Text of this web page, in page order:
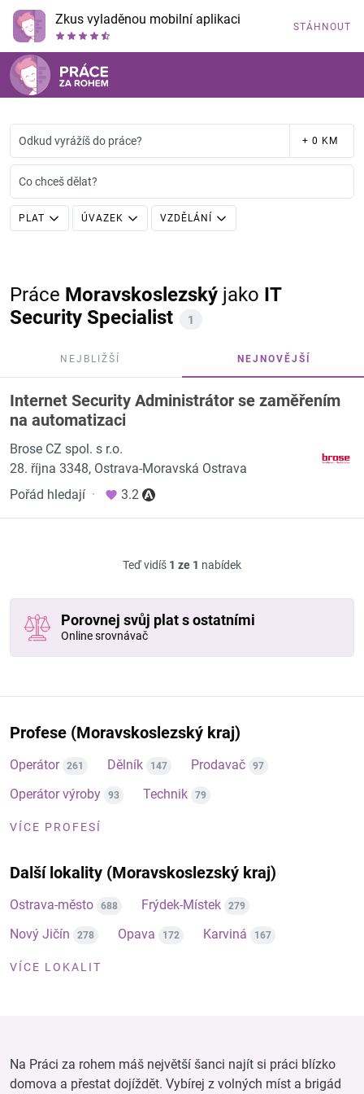
Zkus vyladěnou mobilní aplikaci STÁHNOUT
Odkud vyrážíš do práce? + 0 KM
Co chceš dělat?
PLAT ÚVAZEK VZDĚLÁNÍ
Práce Moravskoslezský jako IT
Security Specialist
1
NEJBLIŽŠÍ NEJNOVĚJŠÍ
Internet Security Administrátor se zaměřením
na automatizaci
Brose CZ spol. s r.o.
28. října 3348, Ostrava-Moravská Ostrava
Pořád hledají · 3.2
Teď vidíš 1 ze 1 nabídek
Porovnej svůj plat s ostatními
Online srovnávač
Profese (Moravskoslezský kraj)
Operátor 261 Dělník 147 Prodavač 97
Operátor výroby 93 Technik 79
VÍCE PROFESÍ
Další lokality (Moravskoslezský kraj)
Ostrava-město 688 Frýdek-Místek 279
Nový Jičín 278 Opava 172 Karviná 167
VÍCE LOKALIT
Na Práci za rohem máš největší šanci najít si práci blízko
domova a přestat dojíždět. Vybírej z volných míst a brigád